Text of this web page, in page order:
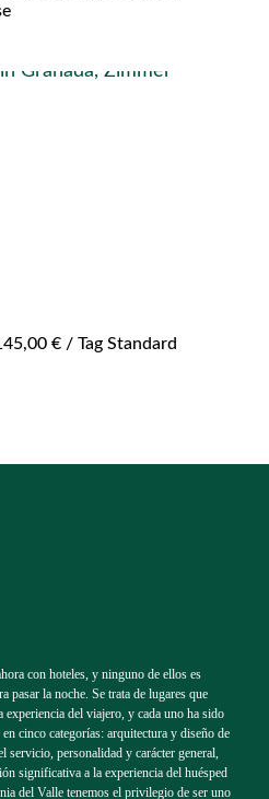
€ / Tag Standard
con hoteles, y ninguno de ellos es
pasar la noche. Se trata de lugares que
del viajero, y cada uno ha sido
cinco categorías: arquitectura y diseño de
servicio, personalidad y carácter general,
significativa a la experiencia del huésped
del Valle tenemos el privilegio de ser uno